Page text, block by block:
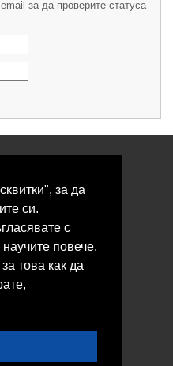
за да
си.
с
повече,
това как да
за да проверите статуса
запазени